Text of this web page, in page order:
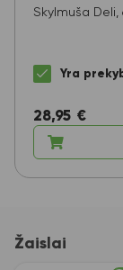
Skylmuša
Yra
28,95 €
Žaislai